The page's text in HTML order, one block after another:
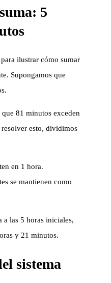
5
ilustrar cómo sumar
Supongamos que
81 minutos exceden
esto, dividimos
en 1 hora.
se mantienen como
a las 5 horas iniciales,
y 21 minutos.
sistema